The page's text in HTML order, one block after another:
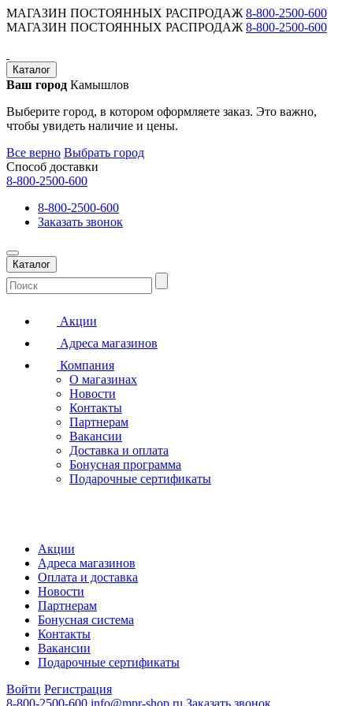
МАГАЗИН ПОСТОЯННЫХ РАСПРОДАЖ 8-800-2500-600
МАГАЗИН ПОСТОЯННЫХ РАСПРОДАЖ 8-800-2500-600
Каталог
Ваш город Камышлов
Выберите город, в котором оформляете заказ. Это важно,
чтобы увидеть наличие и цены.
Все верно Выбрать город
Способ доставки
8-800-2500-600
8-800-2500-600
Заказать звонок
Каталог
Акции
Адреса магазинов
Компания
О магазинах
Новости
Контакты
Партнерам
Вакансии
Доставка и оплата
Бонусная программа
Подарочные сертификаты
Акции
Адреса магазинов
Оплата и доставка
Новости
Партнерам
Бонусная система
Контакты
Вакансии
Подарочные сертификаты
Войти Регистрация
8-800-2500-600 info@mpr-shop.ru Заказать звонок